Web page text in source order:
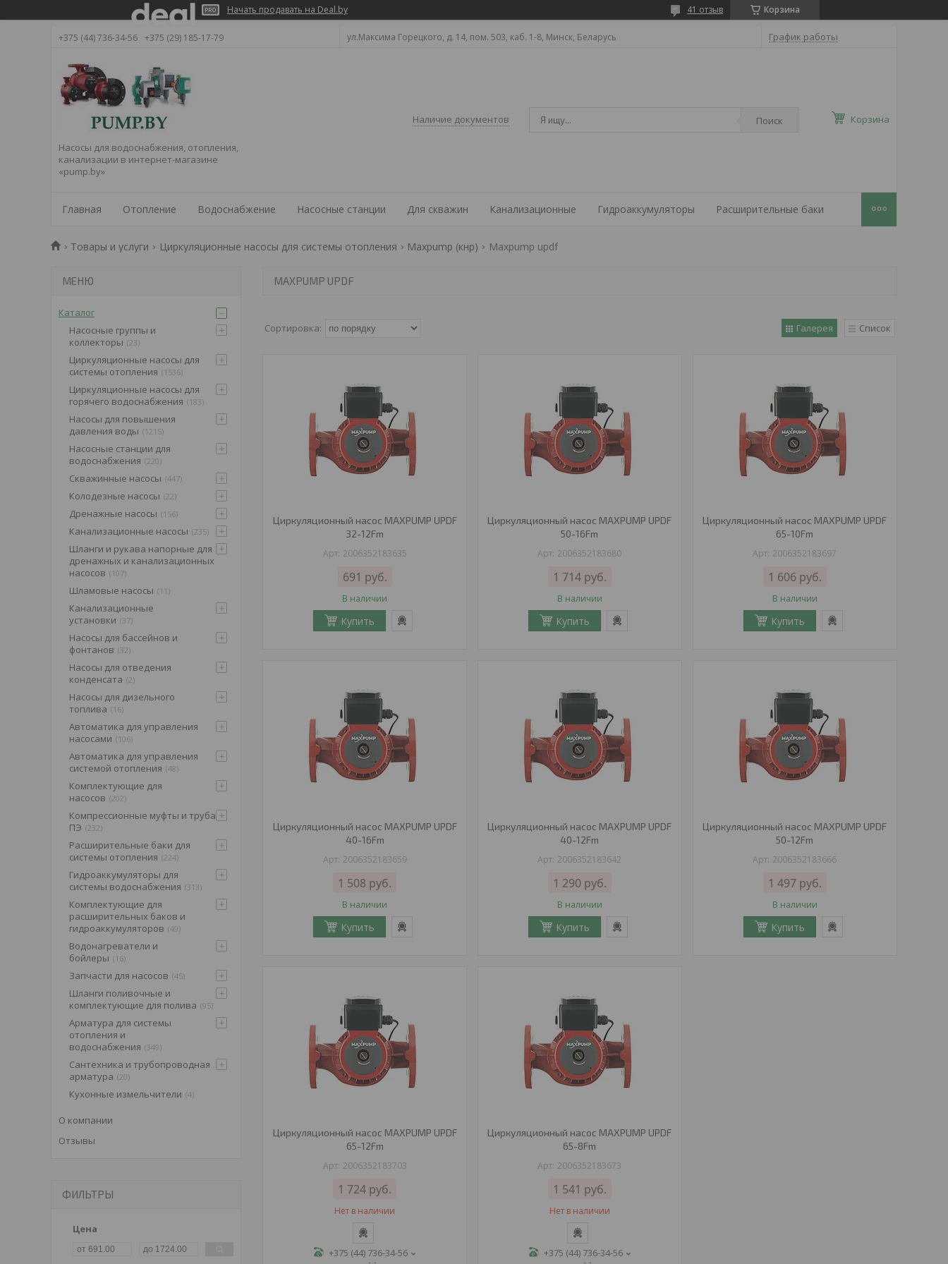
Начать продавать на Deal.by Корзина
41 отзыв
+375 (44) 736-34-56 +375 (29) 185-17-79 ул.Максима Горецкого, д. 14, пом. 503, каб. 1-8, Минск, Беларусь График работы
Насосы для водоснабжения, отопления,
канализации в интернет-магазине
«pump.by»
Наличие документов Поиск Корзина
Главная Отопление Водоснабжение Насосные станции Для скважин Канализационные Гидроаккумуляторы Расширительные баки
Товары и услуги Циркуляционные насосы для системы отопления Maxpump (кнр) Maxpump updf
MAXPUMP UPDF
Галерея Список
Циркуляционный насос MAXPUMP UPDF
32-12Fm
2006352183635
691 руб.
В наличии
Купить
Циркуляционный насос MAXPUMP UPDF
50-16Fm
2006352183680
1 714 руб.
В наличии
Купить
Циркуляционный насос MAXPUMP UPDF
65-10Fm
2006352183697
1 606 руб.
В наличии
Купить
Циркуляционный насос MAXPUMP UPDF
40-16Fm
2006352183659
1 508 руб.
В наличии
Купить
Циркуляционный насос MAXPUMP UPDF
40-12Fm
2006352183642
1 290 руб.
В наличии
Купить
Циркуляционный насос MAXPUMP UPDF
50-12Fm
2006352183666
1 497 руб.
В наличии
Купить
Циркуляционный насос MAXPUMP UPDF
65-12Fm
2006352183703
1 724 руб.
Нет в наличии
+375 (44) 736-34-56
Циркуляционный насос MAXPUMP UPDF
65-8Fm
2006352183673
1 541 руб.
Нет в наличии
+375 (44) 736-34-56
Каталог
Насосные группы и
коллекторы 23
Циркуляционные насосы для
системы отопления
1536
Циркуляционные насосы для
горячего водоснабжения
183
Насосы для повышения
давления воды
1215
Насосные станции для
водоснабжения 220
Скважинные насосы 447
Колодезные насосы 22
Дренажные насосы 156
Канализационные насосы 235
Шланги и рукава напорные для
дренажных и канализационных
насосов
107
Шламовые насосы 11
Канализационные
установки 37
Насосы для бассейнов и
фонтанов 32
Насосы для отведения
конденсата 2
Насосы для дизельного
топлива
16
Автоматика для управления
насосами
106
Автоматика для управления
системой отопления 48
Комплектующие для
насосов 202
Компрессионные муфты и труба
ПЭ 232
Расширительные баки для
системы отопления 224
Гидроаккумуляторы для
системы водоснабжения 313
Комплектующие для
расширительных баков и
гидроаккумуляторов 49
Водонагреватели и
бойлеры
16
Запчасти для насосов 45
Шланги поливочные и
комплектующие для полива 95
Арматура для системы
отопления и
водоснабжения 349
Сантехника и трубопроводная
арматура 20
Кухонные измельчители 4
О компании
Отзывы
ФИЛЬТРЫ
Цена